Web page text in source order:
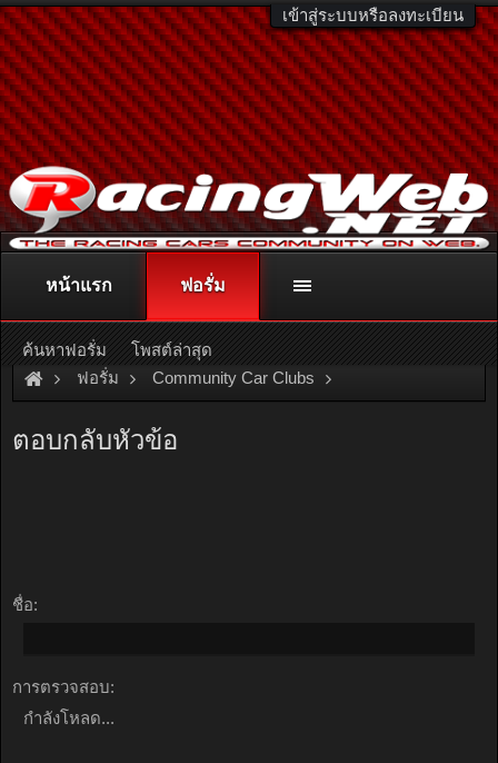
เข้าสู่ระบบหรือลงทะเบียน
ติดต่อลงโฆษณา racingweb@gmail.comหรือโทร. 081-811-1138
หรืออ่านรายละเอียดเพิ่มเติม คลิกที่นี่
ฟอรั่ม Community Car Clubs
ตอบกลับหัวข้อ
ชื่อ:
การตรวจสอบ:
กำลังโหลด...
หน้าแรก ฟอรั่ม
ค้นหาฟอรั่ม โพสต์ล่าสุด